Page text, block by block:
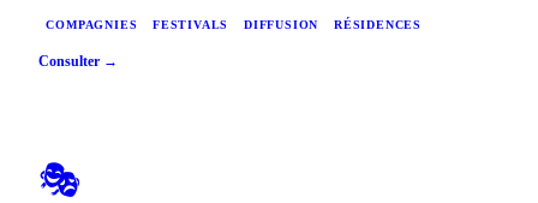
COMPAGNIES FESTIVALS DIFFUSION RÉSIDENCES
Consulter →
🎭